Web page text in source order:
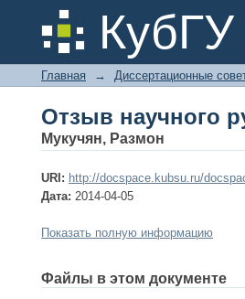
Отзыв научного
Главная → Диссертационные
Отзыв научного
Мукучян, Размон
URI: http://docspace.kubsu.ru/
Дата: 2014-04-05
Показать полную информацию
Файлы в этом документе